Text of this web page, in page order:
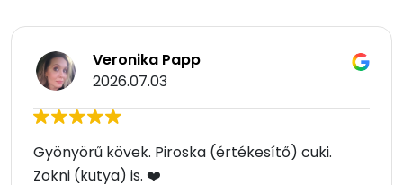
Veronika Papp
2026.07.03
Gyönyörű kövek. Piroska (értékesítő) cuki.
Zokni (kutya) is. ❤️